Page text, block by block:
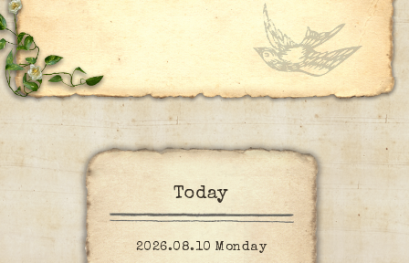
Today
2026.08.10 Monday